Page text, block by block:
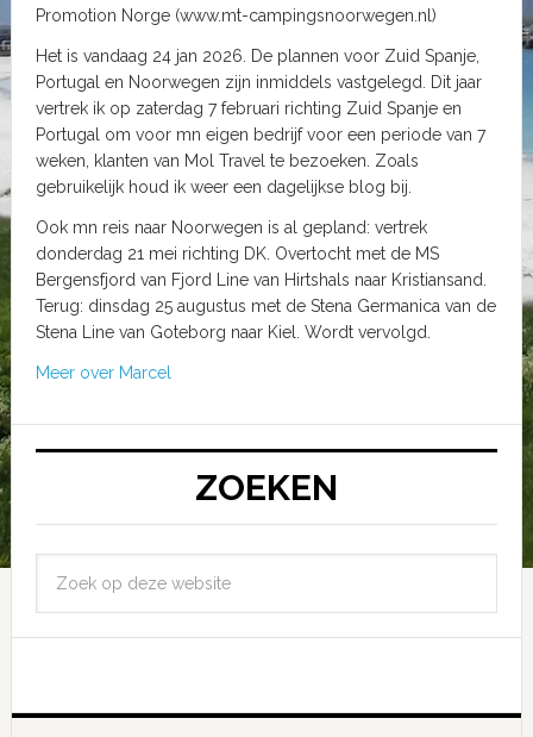
Promotion Norge (www.mt-campingsnoorwegen.nl)
Het is vandaag 24 jan 2026. De plannen voor Zuid Spanje,
Portugal en Noorwegen zijn inmiddels vastgelegd. Dit jaar
vertrek ik op zaterdag 7 februari richting Zuid Spanje en
Portugal om voor mn eigen bedrijf voor een periode van 7
weken, klanten van Mol Travel te bezoeken. Zoals
gebruikelijk houd ik weer een dagelijkse blog bij.
Ook mn reis naar Noorwegen is al gepland: vertrek
donderdag 21 mei richting DK. Overtocht met de MS
Bergensfjord van Fjord Line van Hirtshals naar Kristiansand.
Terug: dinsdag 25 augustus met de Stena Germanica van de
Stena Line van Goteborg naar Kiel. Wordt vervolgd.
Meer over Marcel
ZOEKEN